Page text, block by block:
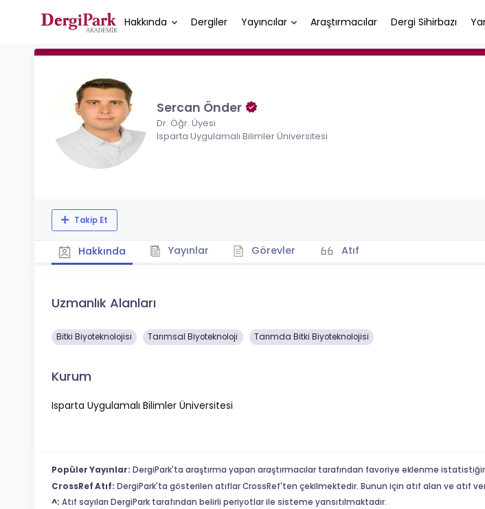
Hakkında Dergiler Yayıncılar Araştırmacılar Dergi Sihirbazı
Sercan Önder
Dr. Öğr. Üyesi
Isparta Uygulamalı Bilimler Üniversitesi
Takip Et
Hakkında Yayınlar Görevler Atıf
Uzmanlık Alanları
Bitki Biyoteknolojisi Tarımsal Biyoteknoloji Tarımda Bitki Biyoteknolojisi
Kurum
Isparta Uygulamalı Bilimler Üniversitesi
Popüler Yayınlar: DergiPark'ta araştırma yapan araştırmacılar tarafından favoriye eklenme
CrossRef Atıf: DergiPark'ta gösterilen atıflar CrossRef'ten çekilmektedir. Bunun için atıf alan ve atıf
^: Atıf sayıları DergiPark tarafından belirli periyotlar ile sisteme yansıtılmaktadır.